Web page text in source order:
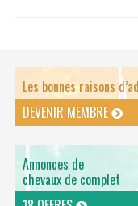
Les bonnes raisons
DEVENIR MEMBRE
Annonces de
chevaux de complet